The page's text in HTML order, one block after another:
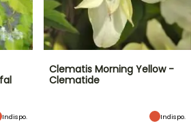
Indispo.
Clematis Morning Yellow -
Clematide
Indispo.